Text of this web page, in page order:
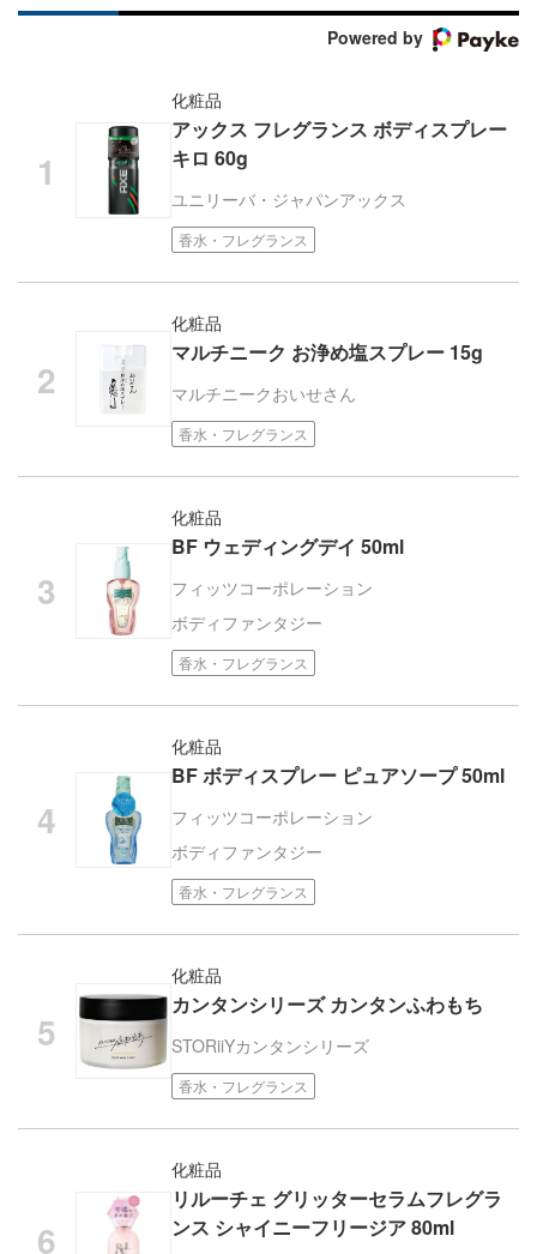
Powered by
化粧品
アックス フレグランス ボディスプレー
キロ 60g
ユニリーバ・ジャパンアックス
香水・フレグランス
化粧品
マルチニーク お浄め塩スプレー 15g
マルチニークおいせさん
香水・フレグランス
化粧品
BF ウェディングデイ 50ml
フィッツコーポレーション
ボディファンタジー
香水・フレグランス
化粧品
BF ボディスプレー ピュアソープ 50ml
フィッツコーポレーション
ボディファンタジー
香水・フレグランス
化粧品
カンタンシリーズ カンタンふわもち
STORiiYカンタンシリーズ
香水・フレグランス
化粧品
リルーチェ グリッターセラムフレグラ
ンス シャイニーフリージア 80ml